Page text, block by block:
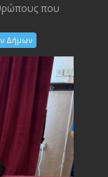
που
Δήμων